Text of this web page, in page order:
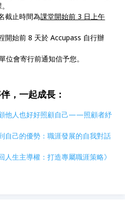
截止時間為課堂開始前 3 日上午
開始前 8 天於 Accupass 自行辦
位會寄行前通知信予您。
，一起成長：
他人也好好照顧自己——照顧者紓
自己的優勢：職涯發展的自我對話
人生主導權：打造專屬職涯策略》